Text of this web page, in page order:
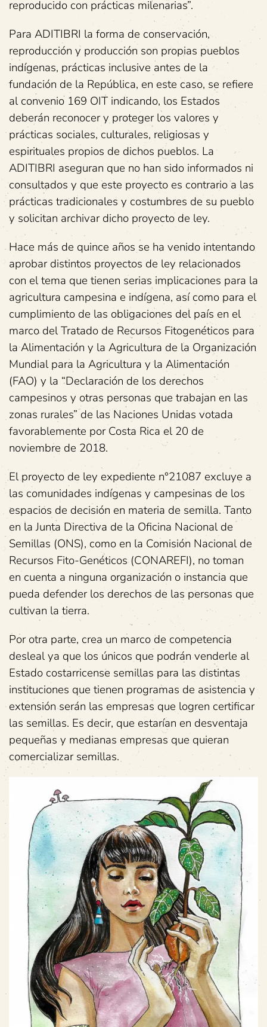
reproducido con prácticas milenarias”.
Para ADITIBRI la forma de conservación,
reproducción y producción son propias pueblos
indígenas, prácticas inclusive antes de la
fundación de la República, en este caso, se refiere
al convenio 169 OIT indicando, los Estados
deberán reconocer y proteger los valores y
prácticas sociales, culturales, religiosas y
espirituales propios de dichos pueblos. La
ADITIBRI aseguran que no han sido informados ni
consultados y que este proyecto es contrario a las
prácticas tradicionales y costumbres de su pueblo
y solicitan archivar dicho proyecto de ley.
Hace más de quince años se ha venido intentando
aprobar distintos proyectos de ley relacionados
con el tema que tienen serias implicaciones para la
agricultura campesina e indígena, así como para el
cumplimiento de las obligaciones del país en el
marco del Tratado de Recursos Fitogenéticos para
la Alimentación y la Agricultura de la Organización
Mundial para la Agricultura y la Alimentación
(FAO) y la “Declaración de los derechos
campesinos y otras personas que trabajan en las
zonas rurales” de las Naciones Unidas votada
favorablemente por Costa Rica el 20 de
noviembre de 2018.
El proyecto de ley expediente n°21087 excluye a
las comunidades indígenas y campesinas de los
espacios de decisión en materia de semilla. Tanto
en la Junta Directiva de la Oficina Nacional de
Semillas (ONS), como en la Comisión Nacional de
Recursos Fito-Genéticos (CONAREFI), no toman
en cuenta a ninguna organización o instancia que
pueda defender los derechos de las personas que
cultivan la tierra.
Por otra parte, crea un marco de competencia
desleal ya que los únicos que podrán venderle al
Estado costarricense semillas para las distintas
instituciones que tienen programas de asistencia y
extensión serán las empresas que logren certificar
las semillas. Es decir, que estarían en desventaja
pequeñas y medianas empresas que quieran
comercializar semillas.